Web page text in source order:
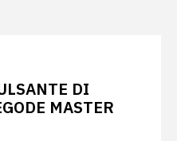
DI
MASTER